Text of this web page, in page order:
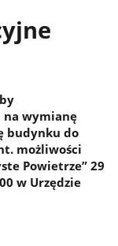
wymianę
budynku do
możliwości
Powietrze” 29
w Urzędzie